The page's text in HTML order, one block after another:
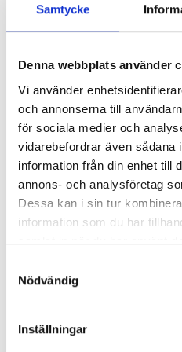
Samtycke
Denna webbplats använder
Vi använder
och annonserna till
för sociala medier och
vidarebefordrar även sådana
information från din enhet till
annons- och analysföretag
Dessa kan i sin tur
information som du har
Nödvändig
Inställningar
Kategori 1
Komponera din resa